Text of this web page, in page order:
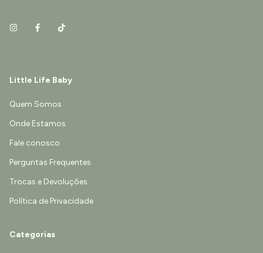
Little Life Baby
Quem Somos
Onde Estamos
Fale conosco
Perguntas Frequentes
Trocas e Devoluções
Política de Privacidade
Categorias